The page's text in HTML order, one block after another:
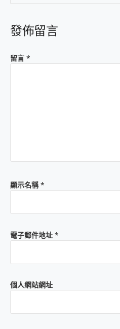
發佈留言
留言 *
顯示名稱*
電子郵件地址 *
個人網站網址